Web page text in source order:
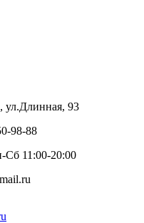
ул.Длинная, 93
98-88
Сб 11:00-20:00